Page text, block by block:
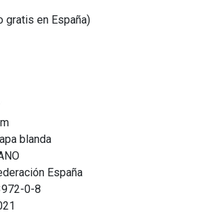
gratis en España)
blanda
España
0-8